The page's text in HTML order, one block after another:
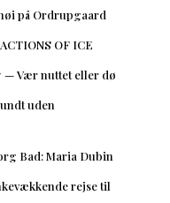
på Ordrupgaard
OF ICE
— Vær nuttet eller dø
uden
Bad: Maria Dubin
rejse til